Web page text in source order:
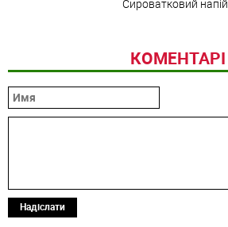
Сироватковий напій
КОМЕНТАРІ
Надіслати